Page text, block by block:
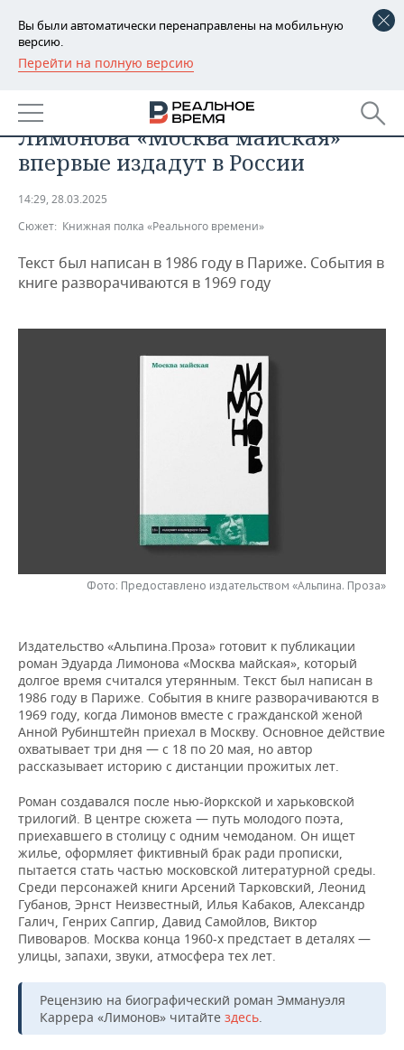
Вы были автоматически перенаправлены на мобильную
версию.
Перейти на полную версию
РЕГИОНЫ
БАШКОРТОСТАН
ТАТАРСТАН
НОВОСТИ
АНАЛИТИКА
ДЕКЛАРАЦИИ О ДОХОДАХ
КОРОЛИ ГОСЗАКАЗА ПФО
КОМУ ПРИНАДЛЕЖАТ
ТОРГОВЫЕ ЦЕНТРЫ
НОВОСТИ ЭКОНОМИКИ
ФИНАНСЫ
ПРОМЫШЛЕННОСТЬ
НОВОСТИ
ПРОМЫШЛЕННОСТИ
АГРОПРОМ
МАШИНОСТРОЕНИЕ
НЕДВИЖИМОСТЬ
ВЫЕЗДНАЯ РЕДАКЦИЯ
ОТКРЫТАЯ ЛЕКЦИЯ
НОВОСТИ СПОРТА
БАСКЕТБОЛ
ВОЛЕЙБОЛ
КИБЕРСПОРТ
ФИГУРНОЕ КАТАНИЕ
ВОДНЫЕ ВИДЫ СПОРТА
ХОККЕЙ С МЯЧОМ
ИНФРАСТРУКТУРА
ИСТОРИЯ
КУЛЬТУРА
МЕДИЦИНА
ОБРАЗОВАНИЕ
ПРОИСШЕСТВИЯ
СПРАВОЧНИК
СПИСОК ПЕРСОН
СПИСОК КОМПАНИЙ
ПОЛНАЯ ВЕРСИЯ
Найденный роман Эдуарда
Лимонова «Москва майская»
впервые издадут в России
14:29, 28.03.2025
Сюжет: Книжная полка «Реального времени»
Текст был написан в 1986 году в Париже. События в
книге разворачиваются в 1969 году
Фото: Предоставлено издательством «Альпина. Проза»
Издательство «Альпина.Проза» готовит к публикации
роман Эдуарда Лимонова «Москва майская», который
долгое время считался утерянным. Текст был написан в
1986 году в Париже. События в книге разворачиваются в
1969 году, когда Лимонов вместе с гражданской женой
Анной Рубинштейн приехал в Москву. Основное действие
охватывает три дня — с 18 по 20 мая, но автор
рассказывает историю с дистанции прожитых лет.
Роман создавался после нью-йоркской и харьковской
трилогий. В центре сюжета — путь молодого поэта,
приехавшего в столицу с одним чемоданом. Он ищет
жилье, оформляет фиктивный брак ради прописки,
пытается стать частью московской литературной среды.
Среди персонажей книги Арсений Тарковский, Леонид
Губанов, Эрнст Неизвестный, Илья Кабаков, Александр
Галич, Генрих Сапгир, Давид Самойлов, Виктор
Пивоваров. Москва конца 1960-х предстает в деталях —
улицы, запахи, звуки, атмосфера тех лет.
Рецензию на биографический роман Эммануэля
Каррера «Лимонов» читайте здесь.